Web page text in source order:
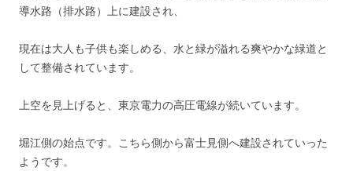
導水路（排水路）上に建設され、
現在は大人も子供も楽しめる、水と緑が溢れる爽やかな緑道と
して整備されています。
上空を見上げると、東京電力の高圧電線が続いています。
堀江側の始点です。こちら側から富士見側へ建設されていった
ようです。